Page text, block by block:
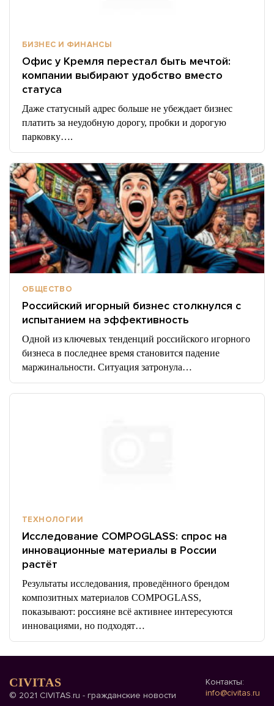
БИЗНЕС И ФИНАНСЫ
Офис у Кремля перестал быть мечтой:
компании выбирают удобство вместо
статуса
Даже статусный адрес больше не убеждает бизнес
платить за неудобную дорогу, пробки и дорогую
парковку….
ОБЩЕСТВО
Российский игорный бизнес столкнулся с
испытанием на эффективность
Одной из ключевых тенденций российского игорного
бизнеса в последнее время становится падение
маржинальности. Ситуация затронула…
ТЕХНОЛОГИИ
Исследование COMPOGLASS: спрос на
инновационные материалы в России
растёт
Результаты исследования, проведённого брендом
композитных материалов COMPOGLASS,
показывают: россияне всё активнее интересуются
инновациями, но подходят…
CIVITAS
© 2021 CIVITAS.ru - гражданские новости
Контакты:
info@civitas.ru